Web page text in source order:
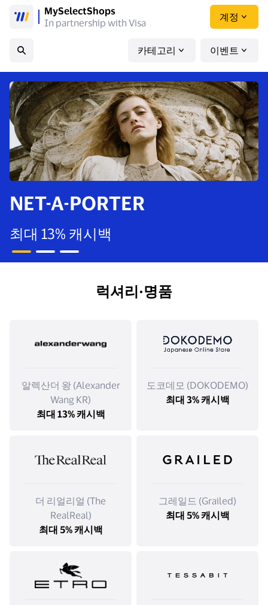
MySelectShops
In partnership with Visa
계정
카테고리 이벤트
NET-A-PORTER
최대 13% 캐시백
럭셔리·명품
알렉산더 왕 (Alexander
Wang KR)
최대 13% 캐시백
도코데모 (DOKODEMO)
최대 3% 캐시백
더 리얼리얼 (The
RealReal)
최대 5% 캐시백
그레일드 (Grailed)
최대 5% 캐시백